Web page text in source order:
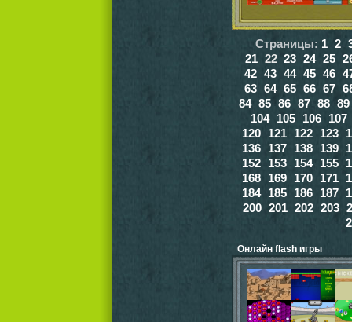
Страницы: 1 2
21 22 23 24 25
42 43 44 45 46
63 64 65 66 67
84 85 86 87 88 89
104 105 106 107
120 121 122 123
136 137 138 139
152 153 154 155
168 169 170 171
184 185 186 187
200 201 202 203
Онлайн flash игры